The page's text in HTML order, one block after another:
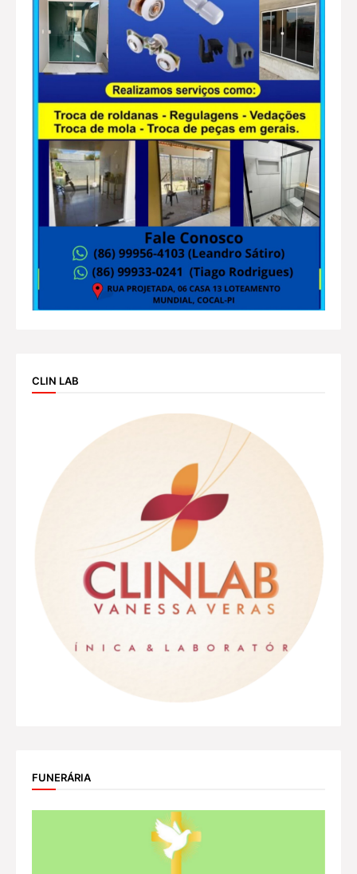
CLIN LAB
FUNERÁRIA